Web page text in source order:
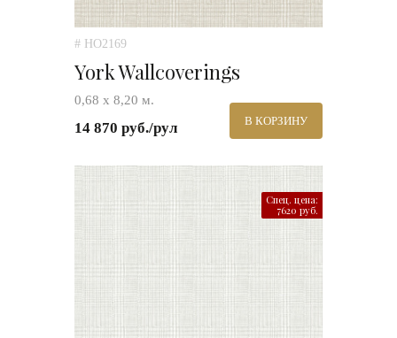
# HO2169
York Wallcoverings
0,68 х 8,20 м.
14 870 руб./рул В КОРЗИНУ
Спец. цена:
7620 руб.